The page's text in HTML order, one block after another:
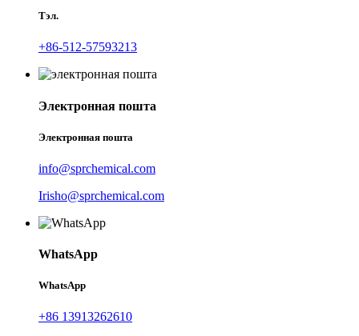
Тэл.
+86-512-57593213
Электронная пошта
Электронная пошта
info@sprchemical.com
Irisho@sprchemical.com
WhatsApp
WhatsApp
+86 13913262610